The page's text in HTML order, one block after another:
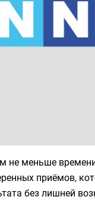
не меньше
приёмов,
без лишней